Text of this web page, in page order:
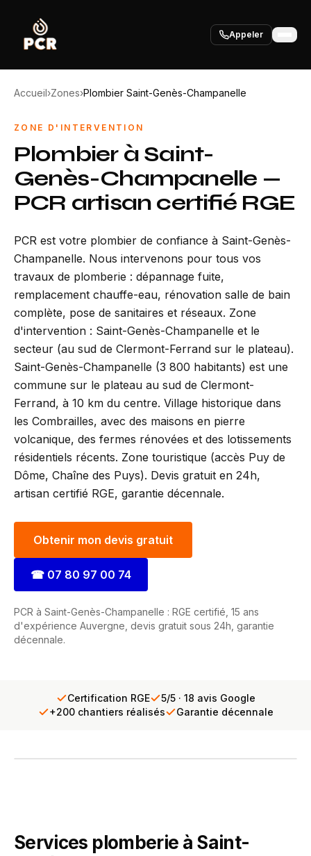
Appeler
Accueil›Zones›Plombier Saint-Genès-Champanelle
ZONE D'INTERVENTION
Plombier à Saint-
Genès-Champanelle —
PCR artisan certifié RGE
PCR est votre plombier de confiance à Saint-Genès-
Champanelle. Nous intervenons pour tous vos
travaux de plomberie : dépannage fuite,
remplacement chauffe-eau, rénovation salle de bain
complète, pose de sanitaires et réseaux. Zone
d'intervention : Saint-Genès-Champanelle et le
secteur (au sud de Clermont-Ferrand sur le plateau).
Saint-Genès-Champanelle (3 800 habitants) est une
commune sur le plateau au sud de Clermont-
Ferrand, à 10 km du centre. Village historique dans
les Combrailles, avec des maisons en pierre
volcanique, des fermes rénovées et des lotissements
résidentiels récents. Zone touristique (accès Puy de
Dôme, Chaîne des Puys). Devis gratuit en 24h,
artisan certifié RGE, garantie décennale.
Obtenir mon devis gratuit
☎ 07 80 97 00 74
PCR à Saint-Genès-Champanelle : RGE certifié, 15 ans
d'expérience Auvergne, devis gratuit sous 24h, garantie
décennale.
Certification RGE
5/5 · 18 avis Google
+200 chantiers réalisés
Garantie décennale
Services plomberie à Saint-